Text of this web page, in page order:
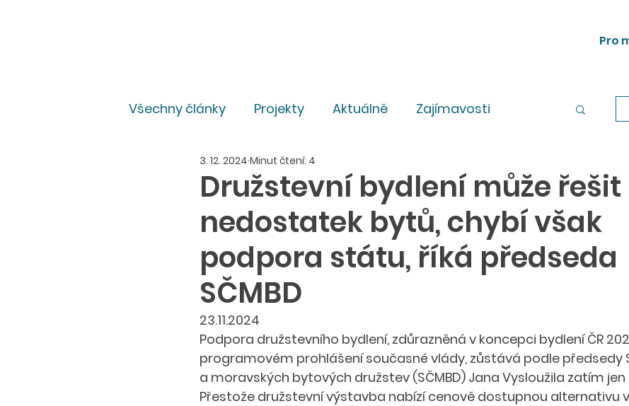
Pro
Všechny články Projekty Aktuálně Zajímavosti
Pro média Právní
Družstevní bydlení může řešit
nedostatek bytů, chybí však
podpora státu, říká předseda
SČMBD
3. 12. 2024 Minut čtení: 4
23.11.2024
Podpora družstevního bydlení, zdůrazněná v koncepci bydlení ČR
programovém prohlášení současné vlády, zůstává podle předsedy
a moravských bytových družstev (SČMBD) Jana Vysloužila zatím
Přestože družstevní výstavba nabízí cenově dostupnou alternativu